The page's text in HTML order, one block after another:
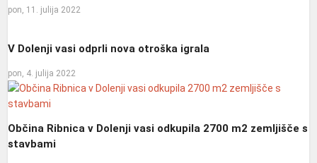
pon, 11. julija 2022
V Dolenji vasi odprli nova otroška igrala
pon, 4. julija 2022
Občina Ribnica v Dolenji vasi odkupila 2700 m2 zemljišče s
stavbami